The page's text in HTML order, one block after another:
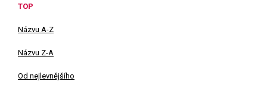
TOP
Názvu A-Z
Názvu Z-A
Od nejlevnějšího